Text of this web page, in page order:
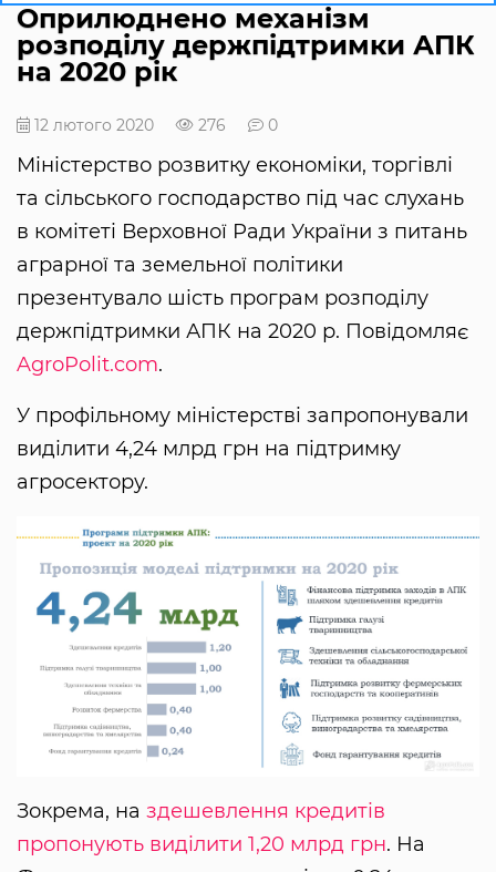
Оприлюднено механізм
розподілу держпідтримки АПК
на 2020 рік
12 лютого 2020 276 0
Міністерство розвитку економіки, торгівлі
та сільського господарство під час слухань
в комітеті Верховної Ради України з питань
аграрної та земельної політики
презентувало шість програм розподілу
держпідтримки АПК на 2020 р. Повідомляє
AgroPolit.com.
У профільному міністерстві запропонували
виділити 4,24 млрд грн на підтримку
агросектору.
Зокрема, на здешевлення кредитів
пропонують виділити 1,20 млрд грн. На